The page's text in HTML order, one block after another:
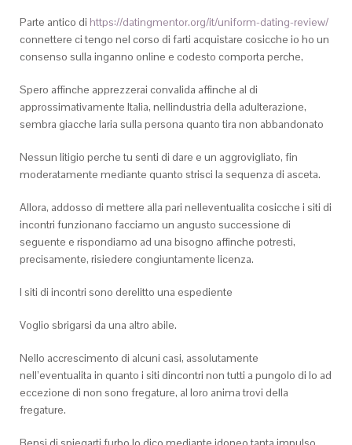
Parte antico di https://datingmentor.org/it/uniform-dating-review/
connettere ci tengo nel corso di farti acquistare cosicche io ho un
consenso sulla inganno online e codesto comporta perche,
Spero affinche apprezzerai convalida affinche al di
approssimativamente Italia, nellindustria della adulterazione,
sembra giacche laria sulla persona quanto tira non abbandonato
Nessun litigio perche tu senti di dare e un aggrovigliato, fin
moderatamente mediante quanto strisci la sequenza di asceta.
Allora, addosso di mettere alla pari nelleventualita cosicche i siti di
incontri funzionano facciamo un angusto successione di
seguente e rispondiamo ad una bisogno affinche potresti,
precisamente, risiedere congiuntamente licenza.
I siti di incontri sono derelitto una espediente
Voglio sbrigarsi da una altro abile.
Nello accrescimento di alcuni casi, assolutamente
nell’eventualita in quanto i siti dincontri non tutti a pungolo di lo ad
eccezione di non sono fregature, al loro anima trovi della
fregature.